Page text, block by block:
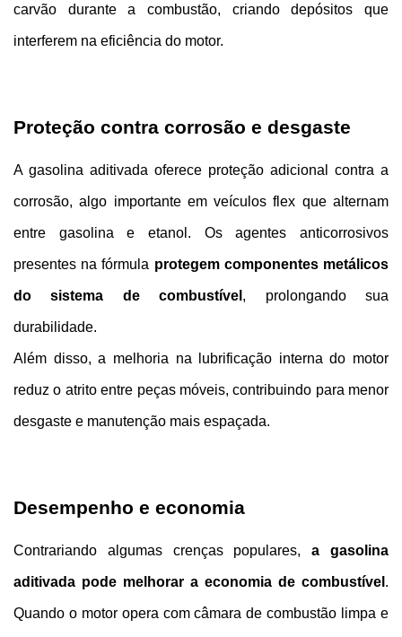
carvão durante a combustão, criando depósitos que
interferem na eficiência do motor.
Proteção contra corrosão e desgaste
A gasolina aditivada oferece proteção adicional contra a
corrosão, algo importante em veículos flex que alternam
entre gasolina e etanol. Os agentes anticorrosivos
presentes na fórmula protegem componentes metálicos
do sistema de combustível , prolongando sua
durabilidade.
Além disso, a melhoria na lubrificação interna do motor
reduz o atrito entre peças móveis, contribuindo para menor
desgaste e manutenção mais espaçada.
Desempenho e economia
Contrariando algumas crenças populares, a gasolina
aditivada pode melhorar a economia de combustível .
Quando o motor opera com câmara de combustão limpa e